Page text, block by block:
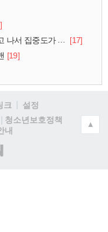
다는 한 아파트의 안내방송
[17]
[19]
크
설정
청소년보호정책
내
▲